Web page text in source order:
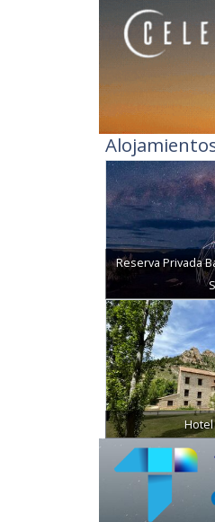
Reserva Privada